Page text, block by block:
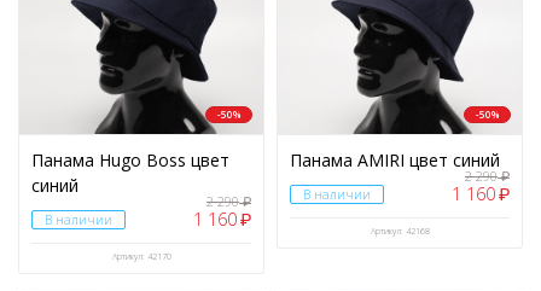
-50%
Панама Hugo Boss цвет
синий
В наличии
2 290₽
1 160₽
Артикул: 42170
-50%
Панама AMIRI цвет синий
В наличии
2 290₽
1 160₽
Артикул: 42168